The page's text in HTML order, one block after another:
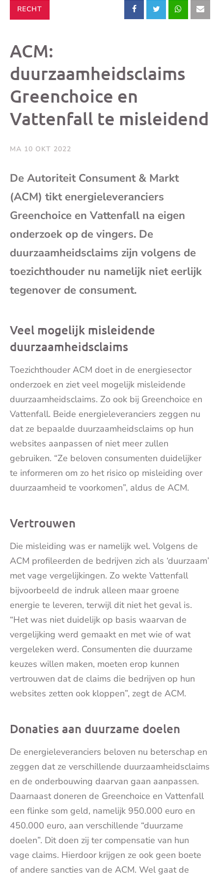
CATEGORIE:
RECHT Deel
bericht
op
Facebook
Deel
bericht
X
Deel
e-
ACM:
duurzaamheidsclaims
Greenchoice en
Vattenfall te misleidend
MA 10 OKT 2022
De Autoriteit Consument & Markt
(ACM) tikt energieleveranciers
Greenchoice en Vattenfall na eigen
onderzoek op de vingers. De
duurzaamheidsclaims zijn volgens de
toezichthouder nu namelijk niet eerlijk
tegenover de consument.
Veel mogelijk misleidende
duurzaamheidsclaims
Toezichthouder ACM doet in de energiesector
onderzoek en ziet veel mogelijk misleidende
duurzaamheidsclaims. Zo ook bij Greenchoice en
Vattenfall. Beide energieleveranciers zeggen nu
dat ze bepaalde duurzaamheidsclaims op hun
websites aanpassen of niet meer zullen
gebruiken. “Ze beloven consumenten duidelijker
te informeren om zo het risico op misleiding over
duurzaamheid te voorkomen”, aldus de ACM.
Vertrouwen
Die misleiding was er namelijk wel. Volgens de
ACM profileerden de bedrijven zich als ‘duurzaam’
met vage vergelijkingen. Zo wekte Vattenfall
bijvoorbeeld de indruk alleen maar groene
energie te leveren, terwijl dit niet het geval is.
“Het was niet duidelijk op basis waarvan de
vergelijking werd gemaakt en met wie of wat
vergeleken werd. Consumenten die duurzame
keuzes willen maken, moeten erop kunnen
vertrouwen dat de claims die bedrijven op hun
websites zetten ook kloppen”, zegt de ACM.
Donaties aan duurzame doelen
De energieleveranciers beloven nu beterschap en
zeggen dat ze verschillende duurzaamheidsclaims
en de onderbouwing daarvan gaan aanpassen.
Daarnaast doneren de Greenchoice en Vattenfall
een flinke som geld, namelijk 950.000 euro en
450.000 euro, aan verschillende “duurzame
doelen”. Dit doen zij ter compensatie van hun
vage claims. Hierdoor krijgen ze ook geen boete
of andere sancties van de ACM. Wel gaat de